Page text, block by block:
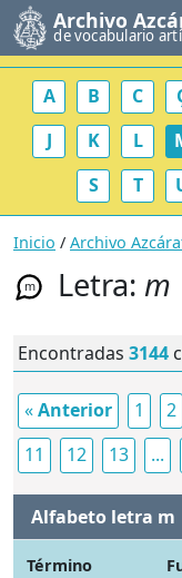
Archivo
de vocabulario
A B C
J
K L
S
T
Inicio / Archivo
m Letra: m
Encontradas 3144
«Anterior 1 2
11
12 13 ...
Alfabeto letra m
Término